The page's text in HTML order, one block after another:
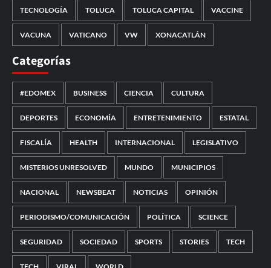
TECNOLOGÍA TOLUCA TOLUCA CAPITAL VACCINE
VACUNA VATICANO VW XONACATLÁN
Categorías
#EDOMEX BUSINESS CIENCIA CULTURA
DEPORTES ECONOMÍA ENTRETENIMIENTO ESTATAL
FISCALÍA HEALTH INTERNACIONAL LEGISLATIVO
MISTERIOS UNRESOLVED MUNDO MUNICIPIOS
NACIONAL NEWSBEAT NOTICIAS OPINIÓN
PERIODISMO/COMUNICACIÓN POLÍTICA SCIENCE
SEGURIDAD SOCIEDAD SPORTS STORIES TECH